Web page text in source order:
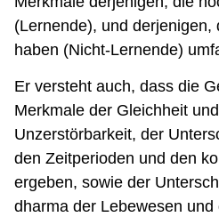
(Lernende), und derjenigen,
haben (Nicht-Lernende)
Er versteht auch, dass die
Merkmale der Gleichheit
Unzerstörbarkeit, der
den Zeitperioden und den
ergeben, sowie der
dharma der Lebewesen